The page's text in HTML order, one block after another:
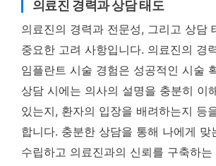
의료진 경력과 상담 태도
의료진의 경력과 전문성, 그리고 상담
중요한 고려 사항입니다. 의료진의 경
임플란트 시술 경험은 성공적인 시술
상담 시에는 의사의 설명을 충분히 이
있는지, 환자의 입장을 배려하는지 등
합니다. 충분한 상담을 통해 나에게 맞
수립하고 의료진과의 신뢰를 구축하는